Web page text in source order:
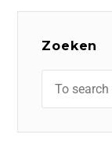
Zoeken